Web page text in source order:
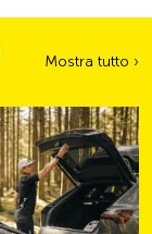
Mostra tutto ›